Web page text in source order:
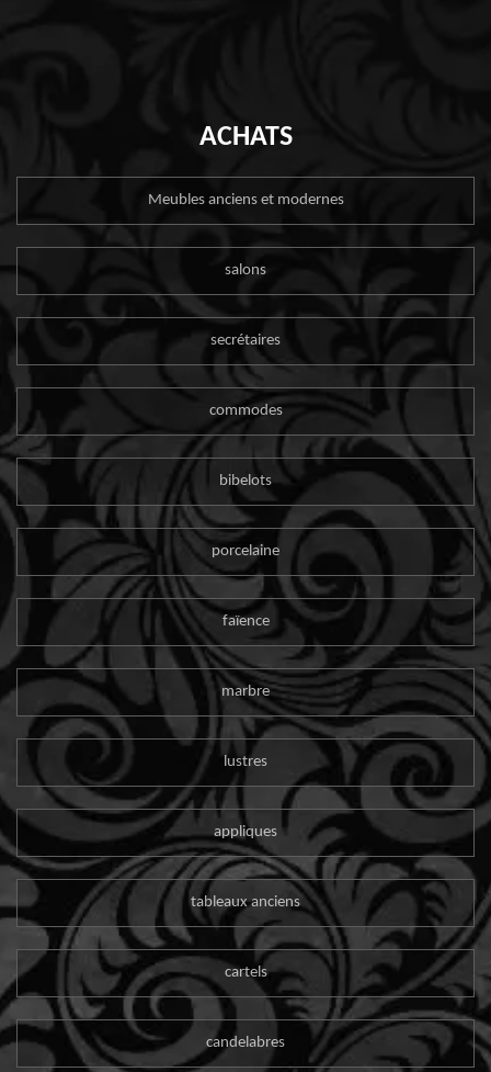
ACHATS
Meubles anciens et modernes
salons
secrétaires
commodes
bibelots
porcelaine
faïence
marbre
lustres
appliques
tableaux anciens
cartels
candelabres